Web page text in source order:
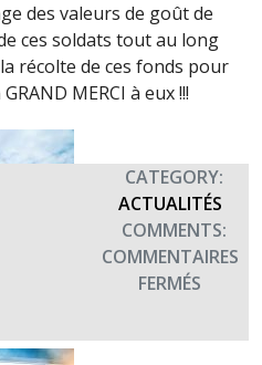
des valeurs de goût de
ces soldats tout au long
récolte de ces fonds pour
MERCI à eux !!!
CATEGORY:
ACTUALITÉS
COMMENTS:
COMMENTAIRES
FERMÉS
AUX